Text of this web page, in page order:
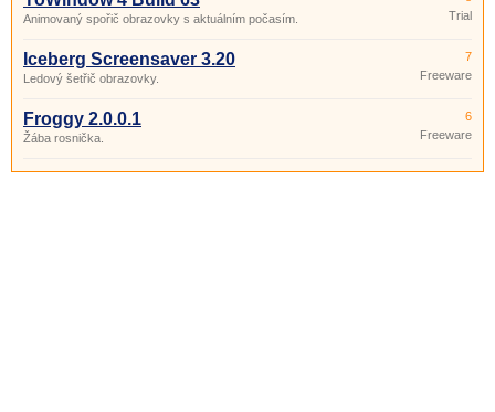
Animovaný spořič obrazovky s aktuálním počasím.
Trial
Iceberg Screensaver 3.20
Ledový šetřič obrazovky.
7
Freeware
Froggy 2.0.0.1
Žába rosnička.
6
Freeware